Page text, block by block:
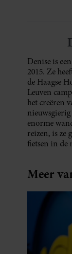
Denise is
2015. Ze
de Haagse
Leuven
het creëren
enorme
reizen, is ze
fietsen in de
Meer